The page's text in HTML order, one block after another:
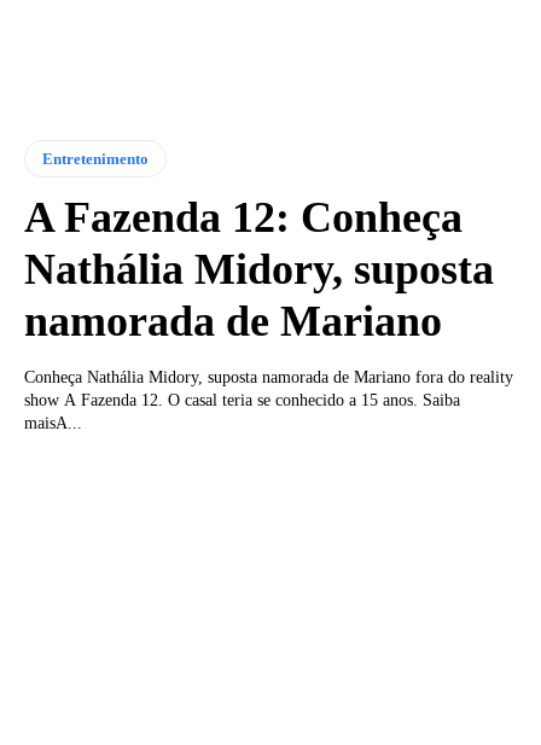
Entretenimento
A Fazenda 12: Conheça
Nathália Midory, suposta
namorada de Mariano
Conheça Nathália Midory, suposta namorada de Mariano fora do reality
show A Fazenda 12. O casal teria se conhecido a 15 anos. Saiba
maisA...